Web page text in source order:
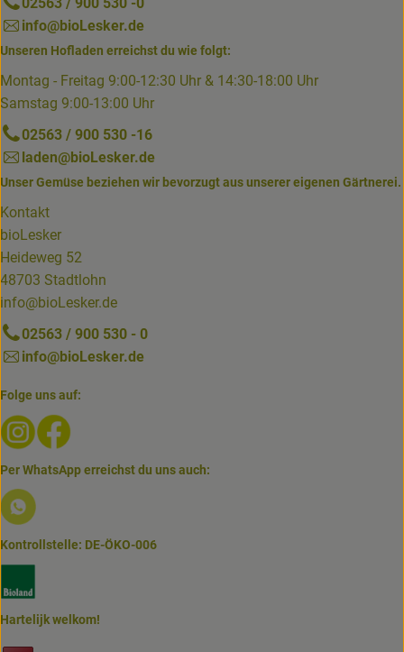
info@bioLesker.de
Unseren Hofladen erreichst du wie folgt:
Montag - Freitag 9:00-12:30 Uhr & 14:30-18:00 Uhr
Samstag 9:00-13:00 Uhr
02563 / 900 530 -16
laden@bioLesker.de
Unser Gemüse beziehen wir bevorzugt aus unserer eigenen Gärtnerei.
Kontakt
bioLesker
Heideweg 52
48703 Stadtlohn
info@bioLesker.de
02563 / 900 530 - 0
info@bioLesker.de
Folge uns auf:
Externer Link zu https://www.instagram.com/biolesker/
Per WhatsApp erreichst du uns auch:
Externer Link zu https://www.biolesker.de/lieferservice/
Kontrollstelle: DE-ÖKO-006
Hartelijk welkom!